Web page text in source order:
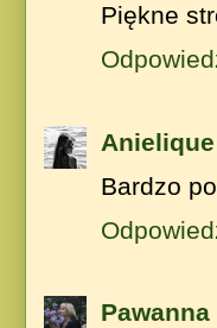
Piękne
Anielique
Bardzo
Pawanna